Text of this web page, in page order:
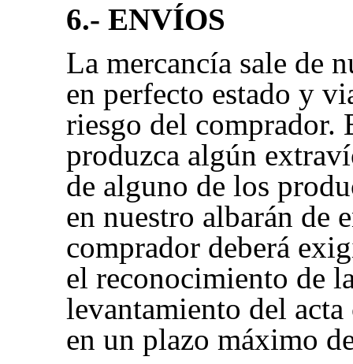
6.- ENVÍOS
La mercancía sale de
en perfecto estado y
riesgo del comprador.
produzca algún
de alguno de los
en nuestro albarán de
comprador deberá
el reconocimiento de
levantamiento del
en un plazo máximo